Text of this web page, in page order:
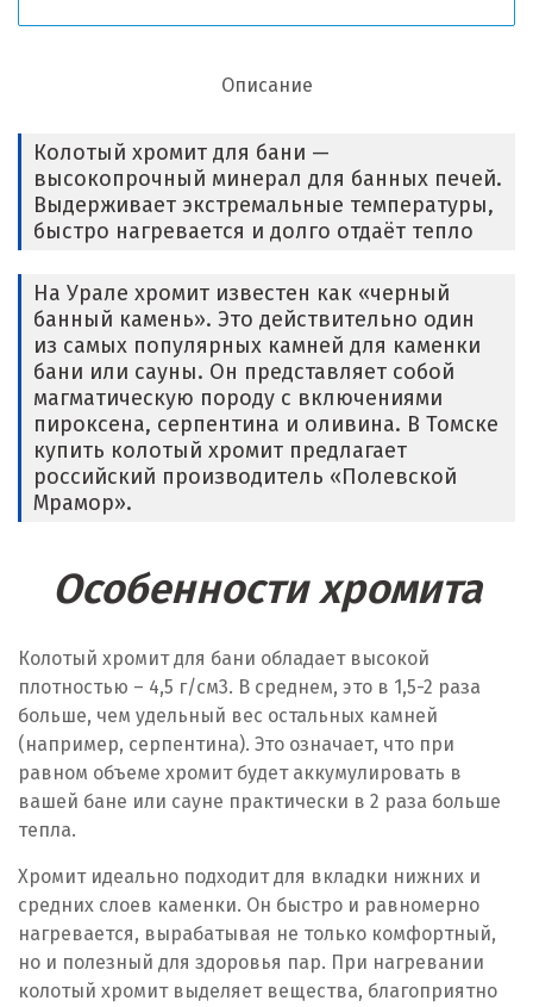
Описание
Колотый хромит для бани —
высокопрочный минерал для банных печей.
Выдерживает экстремальные температуры,
быстро нагревается и долго отдаёт тепло
На Урале хромит известен как «черный
банный камень». Это действительно один
из самых популярных камней для каменки
бани или сауны. Он представляет собой
магматическую породу с включениями
пироксена, серпентина и оливина. В Томске
купить колотый хромит предлагает
российский производитель «Полевской
Мрамор».
Особенности хромита
Колотый хромит для бани обладает высокой
плотностью – 4,5 г/см3. В среднем, это в 1,5-2 раза
больше, чем удельный вес остальных камней
(например, серпентина). Это означает, что при
равном объеме хромит будет аккумулировать в
вашей бане или сауне практически в 2 раза больше
тепла.
Хромит идеально подходит для вкладки нижних и
средних слоев каменки. Он быстро и равномерно
нагревается, вырабатывая не только комфортный,
но и полезный для здоровья пар. При нагревании
колотый хромит выделяет вещества, благоприятно